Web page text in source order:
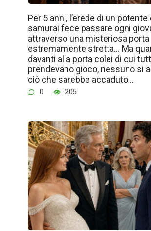
Per 5 anni, l’erede di un potente
samurai fece passare ogni
attraverso una misteriosa porta
estremamente stretta… Ma
davanti alla porta colei di cui
prendevano gioco, nessuno si
ciò che sarebbe accaduto…
0 205